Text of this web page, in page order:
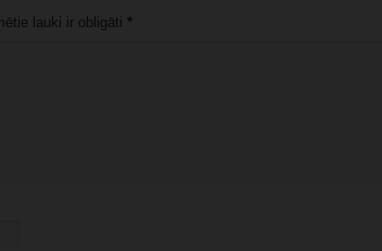
lauki ir obligāti *